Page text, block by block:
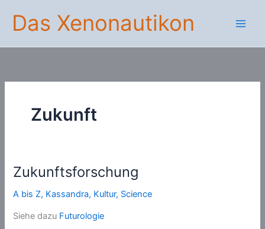
Inhalt
springen
Das Xenonautikon
Zukunft
Zukunftsforschung
A bis Z, Kassandra, Kultur, Science
Siehe dazu Futurologie